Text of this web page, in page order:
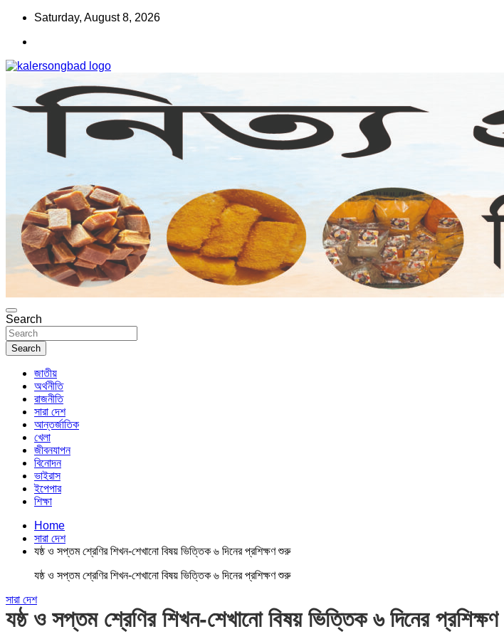
Skip
content
Saturday, August 8, 2026
কালের সংবাদ
www.kalersongbad.com
Search
Search
জাতীয়
অর্থনীতি
রাজনীতি
সারা দেশ
আন্তর্জাতিক
খেলা
জীবনযাপন
বিনোদন
ভাইরাস
ইপেপার
শিক্ষা
Home
সারা দেশ
যষ্ঠ ও সপ্তম শ্রেণির শিখন-শেখানো বিষয় ভিত্তিক ৬ দিনের প্রশিক্ষণ শুরু
যষ্ঠ ও সপ্তম শ্রেণির শিখন-শেখানো বিষয় ভিত্তিক ৬ দিনের প্রশিক্ষণ শুরু
সারা দেশ
যষ্ঠ ও সপ্তম শ্রেণির শিখন-শেখানো বিষয় ভিত্তিক ৬ দিনের